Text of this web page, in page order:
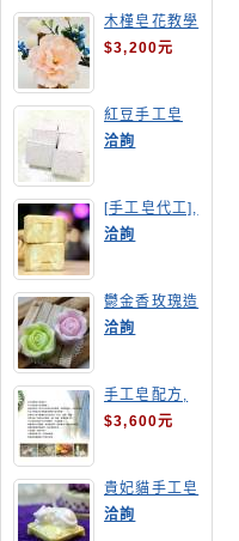
木槿皂花教學
$3,200元
紅豆手工皂
洽詢
[手工皂代工],
羊奶皂
洽詢
鬱金香玫瑰造
型手工皂
洽詢
手工皂配方,
手工皂教學
$3,600元
貴妃貓手工皂
洽詢